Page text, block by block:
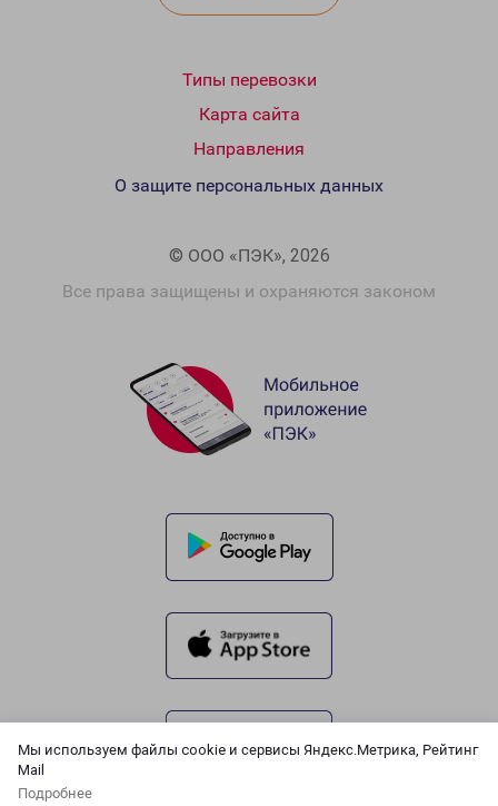
Мы используем файлы cookie и сервисы Яндекс.Метрика, Рейтинг
Mail
Подробнее
Типы перевозки
Карта сайта
Направления
© ООО «ПЭК», 2026
Все права защищены и охраняются законом
О защите персональных данных